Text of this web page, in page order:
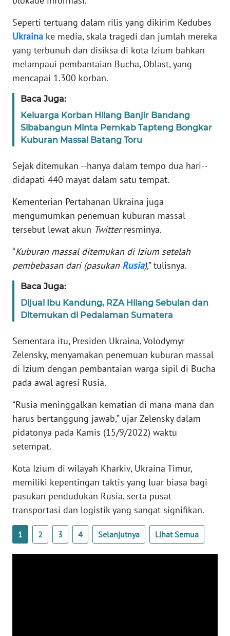
Seperti tertuang dalam rilis yang dikirim Kedubes
Ukraina ke media, skala tragedi dan jumlah mereka
yang terbunuh dan disiksa di kota Izium bahkan
melampaui pembantaian Bucha, Oblast, yang
mencapai 1.300 korban.
Baca Juga:
Keluarga Korban Hilang Banjir Bandang
Sibabangun Minta Pemkab Tapteng Bongkar
Kuburan Massal Batang Toru
Sejak ditemukan --hanya dalam tempo dua hari--
didapati 440 mayat dalam satu tempat.
Kementerian Pertahanan Ukraina juga
mengumumkan penemuan kuburan massal
tersebut lewat akun Twitterresminya.
“Kuburan massal ditemukan di Izium setelah
pembebasan dari (pasukan Rusia),” tulisnya.
Baca Juga:
Dijual Ibu Kandung, RZA Hilang Sebulan dan
Ditemukan di Pedalaman Sumatera
Sementara itu, Presiden Ukraina, Volodymyr
Zelensky, menyamakan penemuan kuburan massal
di Izium dengan pembantaian warga sipil di Bucha
pada awal agresi Rusia.
“Rusia meninggalkan kematian di mana-mana dan
harus bertanggung jawab,” ujar Zelensky dalam
pidatonya pada Kamis (15/9/2022) waktu
setempat.
Kota Izium di wilayah Kharkiv, Ukraina Timur,
memiliki kepentingan taktis yang luar biasa bagi
pasukan pendudukan Rusia, serta pusat
transportasi dan logistik yang sangat signifikan.
1 2 3 4 Selanjutnya Lihat Semua
KAMI
INFO
IKLAN
TENTANG
KAMI
PEDOMAN
MEDIA
SIBER
REDAKSI
KARIR
DISCLAIMER
Wahana
News
Regional
WN
SUMUT
WN
JABAR
WN
BANTEN
WN
KEPRI
WN
PAPUA